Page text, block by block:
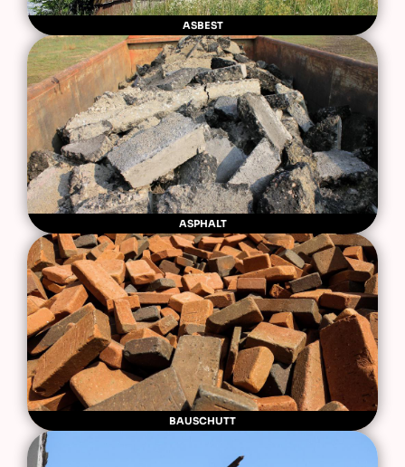
ASBEST
ASPHALT
BAUSCHUTT